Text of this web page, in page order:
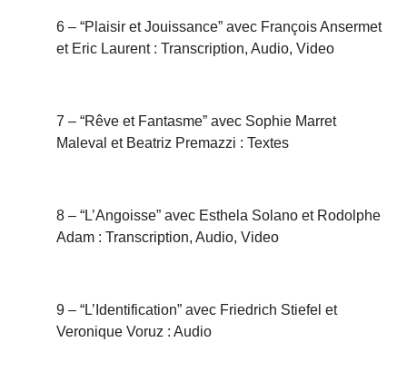
6 – “Plaisir et Jouissance” avec François Ansermet
et Eric Laurent : Transcription, Audio, Video
7 – “Rêve et Fantasme” avec Sophie Marret
Maleval et Beatriz Premazzi : Textes
8 – “L’Angoisse” avec Esthela Solano et Rodolphe
Adam : Transcription, Audio, Video
9 – “L’Identification” avec Friedrich Stiefel et
Veronique Voruz : Audio